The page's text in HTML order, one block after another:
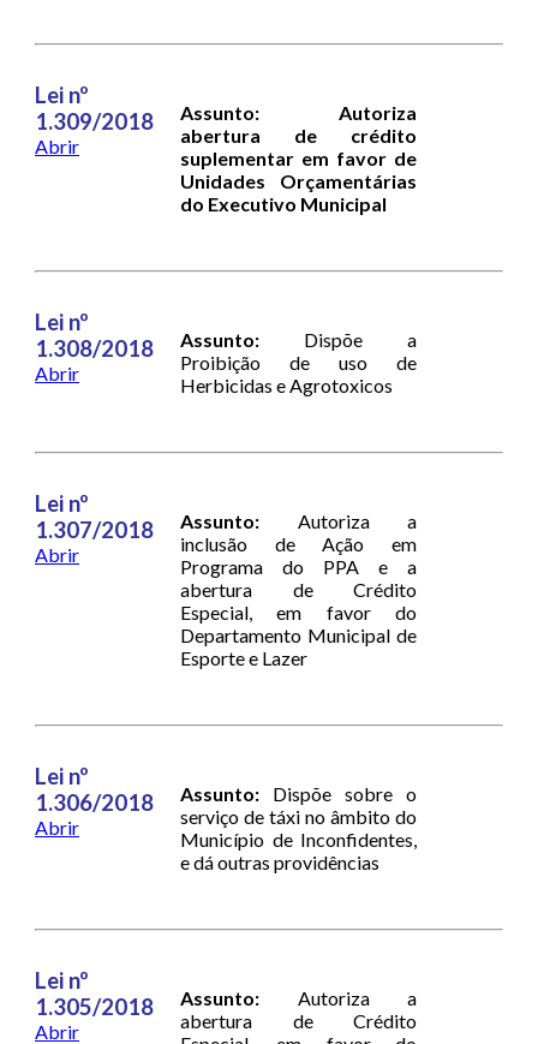
Lei nº
1.309/2018
Abrir
Assunto: Autoriza
abertura de crédito
suplementar em favor de
Unidades Orçamentárias
do Executivo Municipal
Lei nº
1.308/2018
Abrir
Assunto: Dispõe a
Proibição de uso de
Herbicidas e Agrotoxicos
Lei nº
1.307/2018
Abrir
Assunto: Autoriza a
inclusão de Ação em
Programa do PPA e a
abertura de Crédito
Especial, em favor do
Departamento Municipal de
Esporte e Lazer
Lei nº
1.306/2018
Abrir
Assunto: Dispõe sobre o
serviço de táxi no âmbito do
Município de Inconfidentes,
e dá outras providências
Lei nº
1.305/2018
Abrir
Assunto: Autoriza a
abertura de Crédito